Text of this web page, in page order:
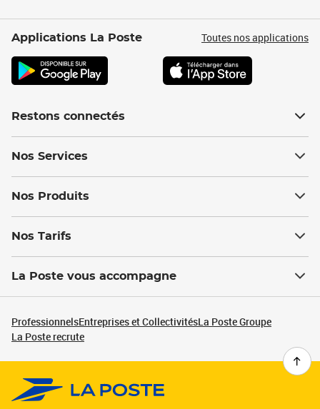
Applications La Poste Toutes nos applications
Restons connectés
Nos Services
Nos Produits
Nos Tarifs
La Poste vous accompagne
ProfessionnelsEntreprises et CollectivitésLa Poste Groupe
La Poste recrute